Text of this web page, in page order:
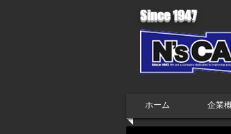
Since 1947
ホーム 企業